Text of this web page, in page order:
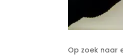
Op zoek naar